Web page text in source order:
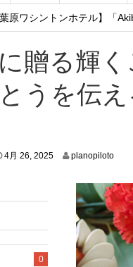
葉原ワシントンホテル】「
贈る輝
うを伝
4月 26, 20254
planopiloto
0